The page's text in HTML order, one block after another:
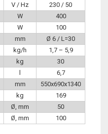
V / Hz
230 / 50
W
400
W
100
mm
Ø 6 / L=30
kg/h
1,7 – 5,9
kg
30
l
6,7
mm
550x690x1340
kg
169
Ø, mm
50
Ø, mm 100